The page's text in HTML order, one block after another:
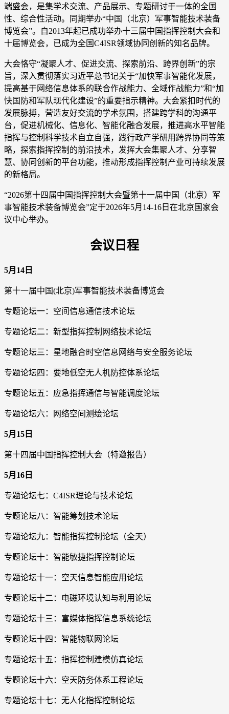
端盛会，是集学术交流、产品展示、专题研讨于一体的全国
性、综合性活动。同期举办“中国（北京）军事智能技术装备
博览会”。自2013年起已成功举办十三届中国指挥控制大会和
十届博览会，已成为全国C4ISR领域协同创新的知名品牌。
大会恪守“凝聚人才、促进交流、探索前沿、跨界创新”的宗
旨，深入贯彻落实习近平总书记关于“加快军事智能化发展，
提高基于网络信息体系的联合作战能力、全域作战能力”和“加
快国防和军队现代化建设”的重要指示精神。大会紧扣时代的
发展脉搏，营造友好交流的学术氛围，搭建跨学科的沟通平
台，促进机械化、信息化、智能化融合发展，推进高水平智能
指挥与控制科学技术自立自强，践行政产学研用跨界协同等策
略，探索指挥控制的前沿技术，发挥大会集聚人才、分享智
慧、协同创新的平台功能，推动形成指挥控制产业可持续发展
的新格局。
“2026第十四届中国指挥控制大会暨第十一届中国（北京）军
事智能技术装备博览会”定于2026年5月14-16日在北京国家会
议中心举办。
会议日程
5月14日
第十一届中国(北京)军事智能技术装备博览会
专题论坛一：空间信息通信技术论坛
专题论坛二：新型指挥控制网络技术论坛
专题论坛三：星地融合时空信息网络与安全服务论坛
专题论坛四：要地低空无人机防控体系论坛
专题论坛五：应急指挥通信与智能调度论坛
专题论坛六：网络空间测绘论坛
5月15日
第十四届中国指挥控制大会（特邀报告）
5月16日
专题论坛七：C4ISR理论与技术论坛
专题论坛八：智能筹划技术论坛
专题论坛九：智能指挥控制论坛（全天）
专题论坛十：智能敏捷指挥控制论坛
专题论坛十一：空天信息智能应用论坛
专题论坛十二：电磁环境认知与利用论坛
专题论坛十三：富媒体指挥信息系统论坛
专题论坛十四：智能物联网论坛
专题论坛十五：指挥控制建模仿真论坛
专题论坛十六：空天防务体系工程论坛
专题论坛十七：无人化指挥控制论坛